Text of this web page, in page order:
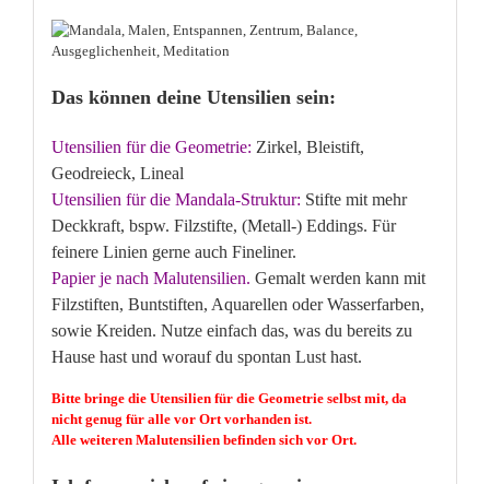
Das können deine Utensilien sein:
Utensilien für die Geometrie: Zirkel, Bleistift,
Geodreieck, Lineal
Utensilien für die Mandala-Struktur: Stifte mit mehr
Deckkraft, bspw. Filzstifte, (Metall-) Eddings. Für
feinere Linien gerne auch Fineliner.
Papier je nach Malutensilien. Gemalt werden kann mit
Filzstiften, Buntstiften, Aquarellen oder Wasserfarben,
sowie Kreiden. Nutze einfach das, was du bereits zu
Hause hast und worauf du spontan Lust hast.
Bitte bringe die Utensilien für die Geometrie selbst mit, da
nicht genug für alle vor Ort vorhanden ist.
Alle weiteren Malutensilien befinden sich vor Ort.